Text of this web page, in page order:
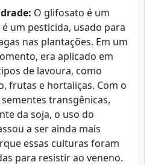
O glifosato é um
é um pesticida, usado para
nas plantações. Em um
era aplicado em
de lavoura, como
frutas e hortaliças. Com o
transgênicas,
da soja, o uso do
a ser ainda mais
essas culturas foram
para resistir ao veneno.